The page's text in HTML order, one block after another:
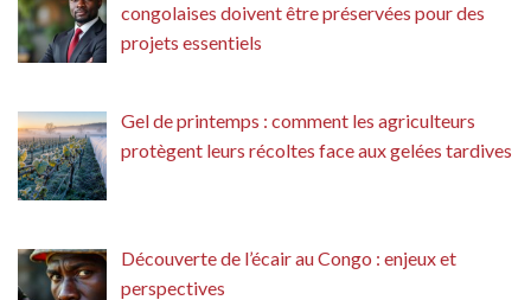
congolaises doivent être préservées pour des
projets essentiels
Gel de printemps : comment les agriculteurs
protègent leurs récoltes face aux gelées tardives
Découverte de l’écair au Congo : enjeux et
perspectives